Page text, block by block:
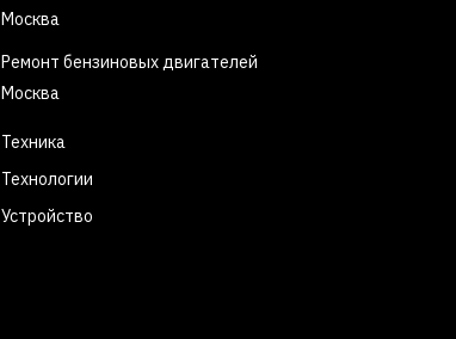
Москва
Ремонт бензиновых двигателей
Москва
Техника
Технологии
Устройство